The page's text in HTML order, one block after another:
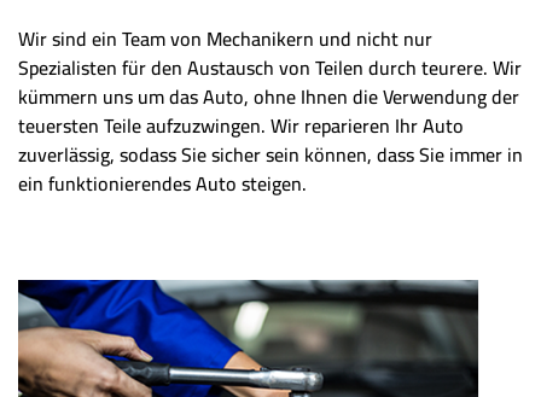
Wir sind ein Team von Mechanikern und nicht nur
Spezialisten für den Austausch von Teilen durch teurere. Wir
kümmern uns um das Auto, ohne Ihnen die Verwendung der
teuersten Teile aufzuzwingen. Wir reparieren Ihr Auto
zuverlässig, sodass Sie sicher sein können, dass Sie immer in
ein funktionierendes Auto steigen.